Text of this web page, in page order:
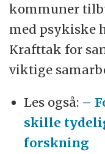
kommuner
med psykiske
Krafttak for
viktige
Les også: –
skille
forskning